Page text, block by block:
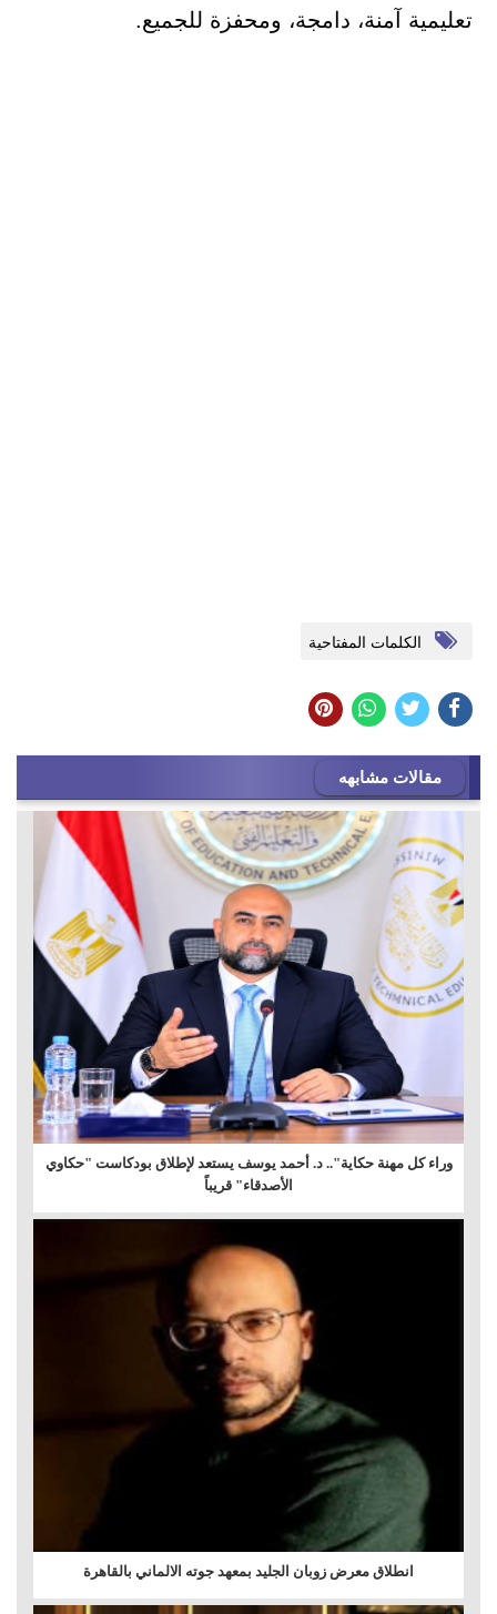
تعليمية آمنة، دامجة، ومحفزة للجميع.
الكلمات المفتاحية
مقالات مشابهه
وراء كل مهنة حكاية".. د. أحمد يوسف يستعد لإطلاق بودكاست "حكاوي
الأصدقاء" قريباً
انطلاق معرض زوبان الجليد بمعهد جوته الالماني بالقاهرة